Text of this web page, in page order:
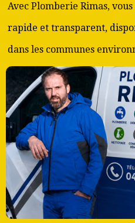
Avec Plomberie Rimas,
rapide et transparent,
dans les communes